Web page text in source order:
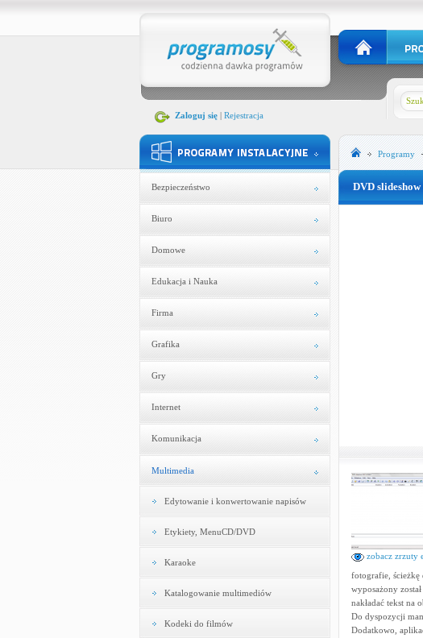
Zaloguj się| Rejestracja
Bezpieczeństwo
Biuro
Domowe
Edukacja i Nauka
Firma
Grafika
Gry
Internet
Komunikacja
Multimedia
Edytowanie i konwertowanie napisów
Etykiety, MenuCD/DVD
Karaoke
Katalogowanie multimediów
Kodeki do filmów
Programy
DVD
zobacz zrzuty
fotografie, ścieżkę
wyposażony
nakładać tekst na
Do dyspozycji
Dodatkowo,